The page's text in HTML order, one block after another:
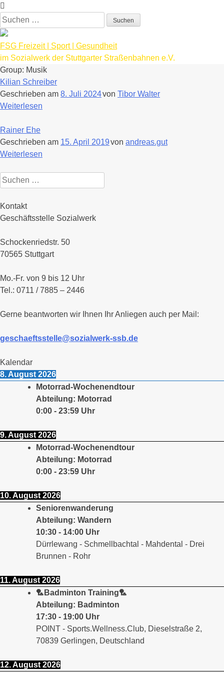
Zum
Inhalt
springen
Suchen
nach:
FSG Freizeit | Sport | Gesundheit
im Sozialwerk der Stuttgarter Straßenbahnen e.V.
Group: Musik
Kilian Schreiber
Geschrieben am 8. Juli 2024von Tibor Walter
Weiterlesen
Rainer Ehe
Geschrieben am 15. April 2019von andreas.gut
Weiterlesen
Suchen
nach:
Kontakt
Geschäftsstelle Sozialwerk
Schockenriedstr. 50
70565 Stuttgart
Mo.-Fr. von 9 bis 12 Uhr
Tel.: 0711 / 7885 – 2446
Gerne beantworten wir Ihnen Ihr Anliegen auch per Mail:
geschaeftsstelle@sozialwerk-ssb.de
Kalendar
8. August 2026
Motorrad-Wochenendtour
Abteilung: Motorrad
0:00 - 23:59 Uhr
9. August 2026
Motorrad-Wochenendtour
Abteilung: Motorrad
0:00 - 23:59 Uhr
10. August 2026
Seniorenwanderung
Abteilung: Wandern
10:30 - 14:00 Uhr
Dürrlewang - Schmellbachtal - Mahdental - Drei
Brunnen - Rohr
11. August 2026
🏸Badminton Training🏸
Abteilung: Badminton
17:30 - 19:00 Uhr
POINT - Sports.Wellness.Club, Dieselstraße 2,
70839 Gerlingen, Deutschland
12. August 2026